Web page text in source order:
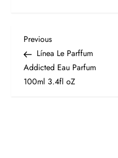
Previous
Línea Le Parffum
Addicted Eau Parfum
100ml 3.4fl oZ